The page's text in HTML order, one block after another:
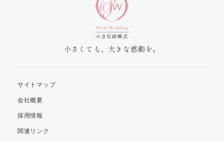
小さくても、大きな感動を。
サイトマップ
会社概要
採用情報
関連リンク